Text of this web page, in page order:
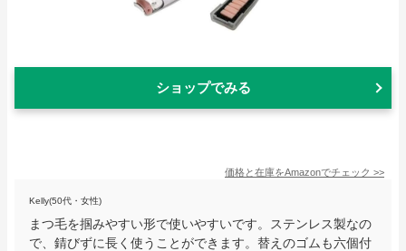
ショップでみる
価格と在庫をAmazonでチェック >>
Kelly(50代・女性)
まつ毛を掴みやすい形で使いやすいです。ステンレス製なの
で、錆びずに長く使うことができます。替えのゴムも六個付